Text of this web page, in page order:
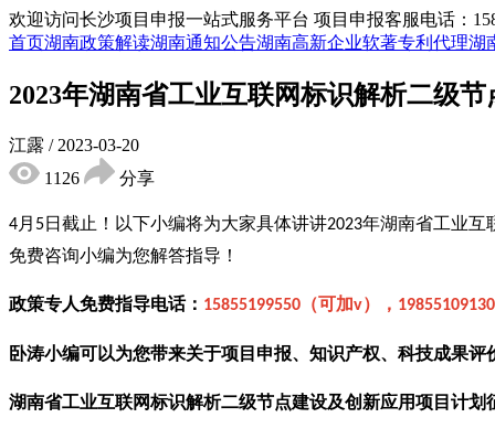
欢迎访问长沙项目申报一站式服务平台 项目申报客服电话：
首页湖南政策解读湖南通知公告湖南高新企业软著专利代理湖
2023年湖南省工业互联网标识解析二级
江露 / 2023-03-20
1126
分享
4月 5日截止！ 以下小编将为大家具体讲讲2023年湖南省工业互
免费咨询小编为您解答指导！
政策专人免费指导电话： 15855199550 （可加v）， 19855109130
卧涛小编可以为您带来关于项目申报、知识产权、科技成果
湖南省工业互联网标识解析二级节点建设及创新应用项目计划